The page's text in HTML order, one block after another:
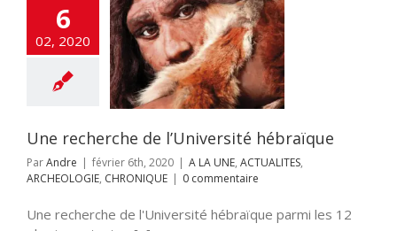
6
02, 2020
de
hébraïque
ACTUALITES
Une recherche de l’Université hébraïque
ParAndre | février 6th, 2020 | A LA UNE, ACTUALITES,
ARCHEOLOGIE, CHRONIQUE | 0 commentaire
Une recherche de l'Université hébraïque parmi les 12